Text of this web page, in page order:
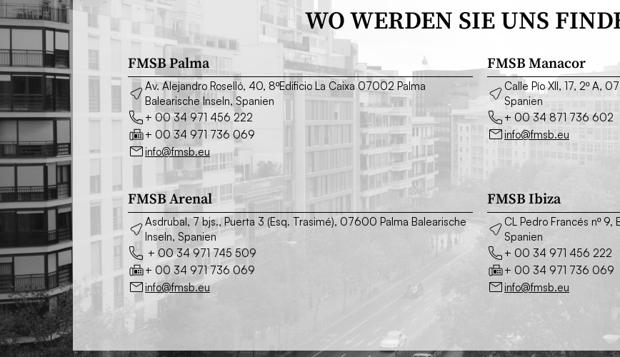
WO WERDEN SIE UNS
FMSB Palma
Av. Alejandro Roselló, 40, 8ºEdificio La Caixa 07002 Palma
Balearische Inseln, Spanien
+ 00 34 971 456 222
+ 00 34 971 736 069
info@fmsb.eu
FMSB Manacor
Calle Pío XII, 17, 2º A,
Spanien
+ 00 34 871 736 602
info@fmsb.eu
FMSB Arenal
Asdrubal, 7 bjs., Puerta 3 (Esq. Trasimé), 07600 Palma Balearische
Inseln, Spanien
+ 00 34 971 745 509
+ 00 34 971 736 069
info@fmsb.eu
FMSB Ibiza
CL Pedro Francés nº
Spanien
+ 00 34 971 456 222
+ 00 34 971 736 069
info@fmsb.eu